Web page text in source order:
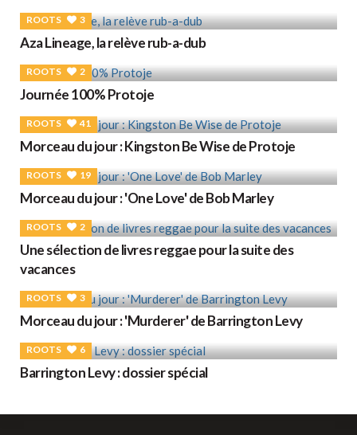
ROOTS 3
Aza Lineage, la relève rub-a-dub
ROOTS 2
Journée 100% Protoje
ROOTS 41
Morceau du jour : Kingston Be Wise de Protoje
ROOTS 19
Morceau du jour : 'One Love' de Bob Marley
ROOTS 2
Une sélection de livres reggae pour la suite des
vacances
ROOTS 3
Morceau du jour : 'Murderer' de Barrington Levy
ROOTS 6
Barrington Levy : dossier spécial